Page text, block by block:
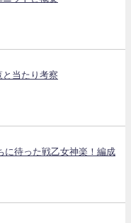
と当たり考察
に待った戦乙女神楽！編成